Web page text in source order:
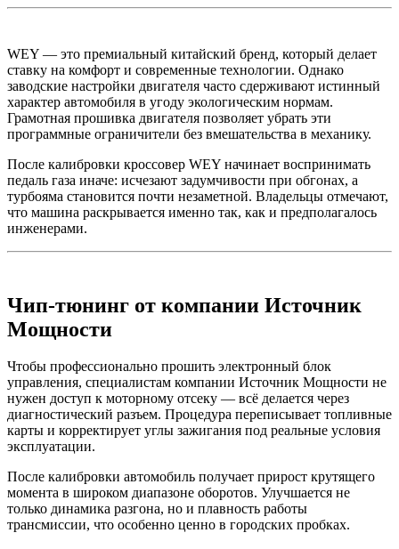
WEY — это премиальный китайский бренд, который делает
ставку на комфорт и современные технологии. Однако
заводские настройки двигателя часто сдерживают истинный
характер автомобиля в угоду экологическим нормам.
Грамотная прошивка двигателя позволяет убрать эти
программные ограничители без вмешательства в механику.
После калибровки кроссовер WEY начинает воспринимать
педаль газа иначе: исчезают задумчивости при обгонах, а
турбояма становится почти незаметной. Владельцы отмечают,
что машина раскрывается именно так, как и предполагалось
инженерами.
Чип-тюнинг от компании Источник
Мощности
Чтобы профессионально прошить электронный блок
управления, специалистам компании Источник Мощности не
нужен доступ к моторному отсеку — всё делается через
диагностический разъем. Процедура переписывает топливные
карты и корректирует углы зажигания под реальные условия
эксплуатации.
После калибровки автомобиль получает прирост крутящего
момента в широком диапазоне оборотов. Улучшается не
только динамика разгона, но и плавность работы
трансмиссии, что особенно ценно в городских пробках.